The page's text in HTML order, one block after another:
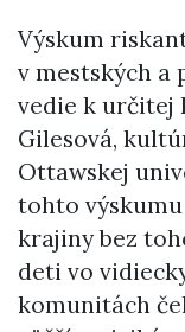
Výskum
v mestských a
vedie k určitej
Gilesová,
Ottawskej
tohto
krajiny bez
deti vo
komunitách